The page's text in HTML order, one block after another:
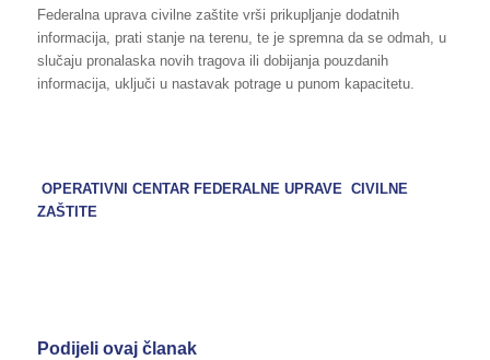
Federalna uprava civilne zaštite vrši prikupljanje dodatnih
informacija, prati stanje na terenu, te je spremna da se odmah, u
slučaju pronalaska novih tragova ili dobijanja pouzdanih
informacija, uključi u nastavak potrage u punom kapacitetu.
OPERATIVNI CENTAR FEDERALNE UPRAVE CIVILNE
ZAŠTITE
Podijeli ovaj članak